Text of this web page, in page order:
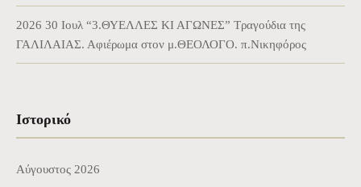
2026 30 Ιουλ “3.ΘΥΕΛΛΕΣ ΚΙ ΑΓΩΝΕΣ” Τραγούδια της
ΓΑΛΙΛΑΙΑΣ. Αφιέρωμα στον μ.ΘΕΟΛΟΓΟ. π.Νικηφόρος
Ιστορικό
Αύγουστος 2026